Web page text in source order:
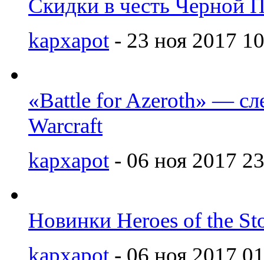
Скидки в честь Черной
kapxapot - 23 ноя 2017
«Battle for Azeroth» —
Warcraft
kapxapot - 06 ноя 2017
Новинки Heroes of the
kapxapot - 06 ноя 2017